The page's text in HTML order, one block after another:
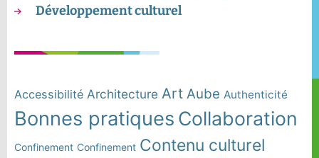
Développement culturel
Accessibilité Architecture Art Aube Authenticité
Bonnes pratiques Collaboration
Confinement Confinement Contenu culturel